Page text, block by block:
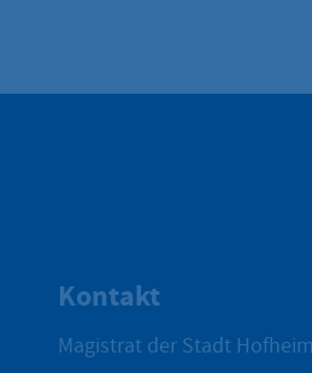
Kontakt
Magistrat der Stadt